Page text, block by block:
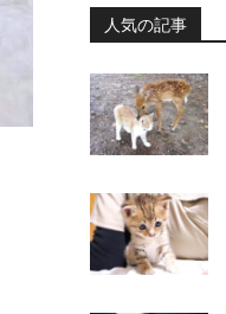
人気の記事